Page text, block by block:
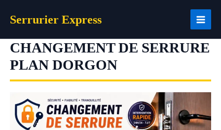
Serrurier Express
CHANGEMENT DE SERRURE
PLAN DORGON